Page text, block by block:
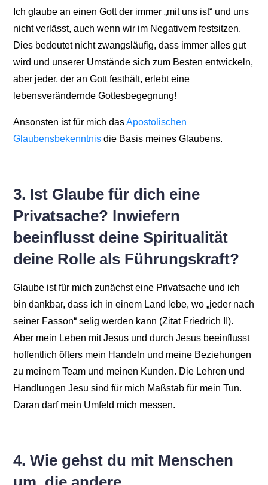
Ich glaube an einen Gott der immer „mit uns ist“ und uns
nicht verlässt, auch wenn wir im Negativem festsitzen.
Dies bedeutet nicht zwangsläufig, dass immer alles gut
wird und unserer Umstände sich zum Besten entwickeln,
aber jeder, der an Gott festhält, erlebt eine
lebensverändernde Gottesbegegnung!
Ansonsten ist für mich dasApostolischen
Glaubensbekenntnis die Basis meines Glaubens.
3. Ist Glaube für dich eine
Privatsache? Inwiefern
beeinflusst deine Spiritualität
deine Rolle als Führungskraft?
Glaube ist für mich zunächst eine Privatsache und ich
bin dankbar, dass ich in einem Land lebe, wo „jeder nach
seiner Fasson“ selig werden kann (Zitat Friedrich II).
Aber mein Leben mit Jesus und durch Jesus beeinflusst
hoffentlich öfters mein Handeln und meine Beziehungen
zu meinem Team und meinen Kunden. Die Lehren und
Handlungen Jesu sind für mich Maßstab für mein Tun.
Daran darf mein Umfeld mich messen.
4. Wie gehst du mit Menschen